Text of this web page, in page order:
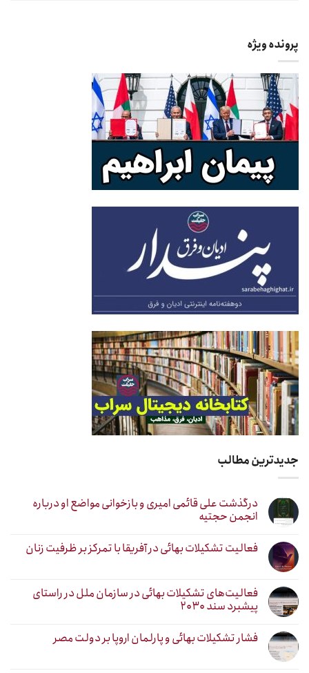
پرونده ویژه
جدیدترین مطالب
درگذشت علی قائمی امیری و بازخوانی مواضع او درباره
انجمن حجتیه
فعالیت تشکیلات بهائی در آفریقا با تمرکز بر ظرفیت زنان
فعالیت‌های تشکیلات بهائی در سازمان ملل در راستای
پیشبرد سند ۲۰۳۰
فشار تشکیلات بهائی و پارلمان اروپا بر دولت مصر